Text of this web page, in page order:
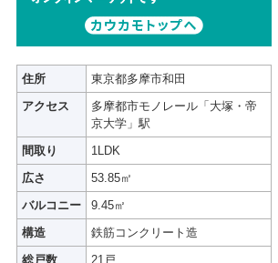
住所
東京都多摩市和田
アクセス
多摩都市モノレール「大塚・帝
京大学」駅
間取り
1LDK
広さ
53.85㎡
バルコニー
9.45㎡
構造
鉄筋コンクリート造
総戸数
21戸